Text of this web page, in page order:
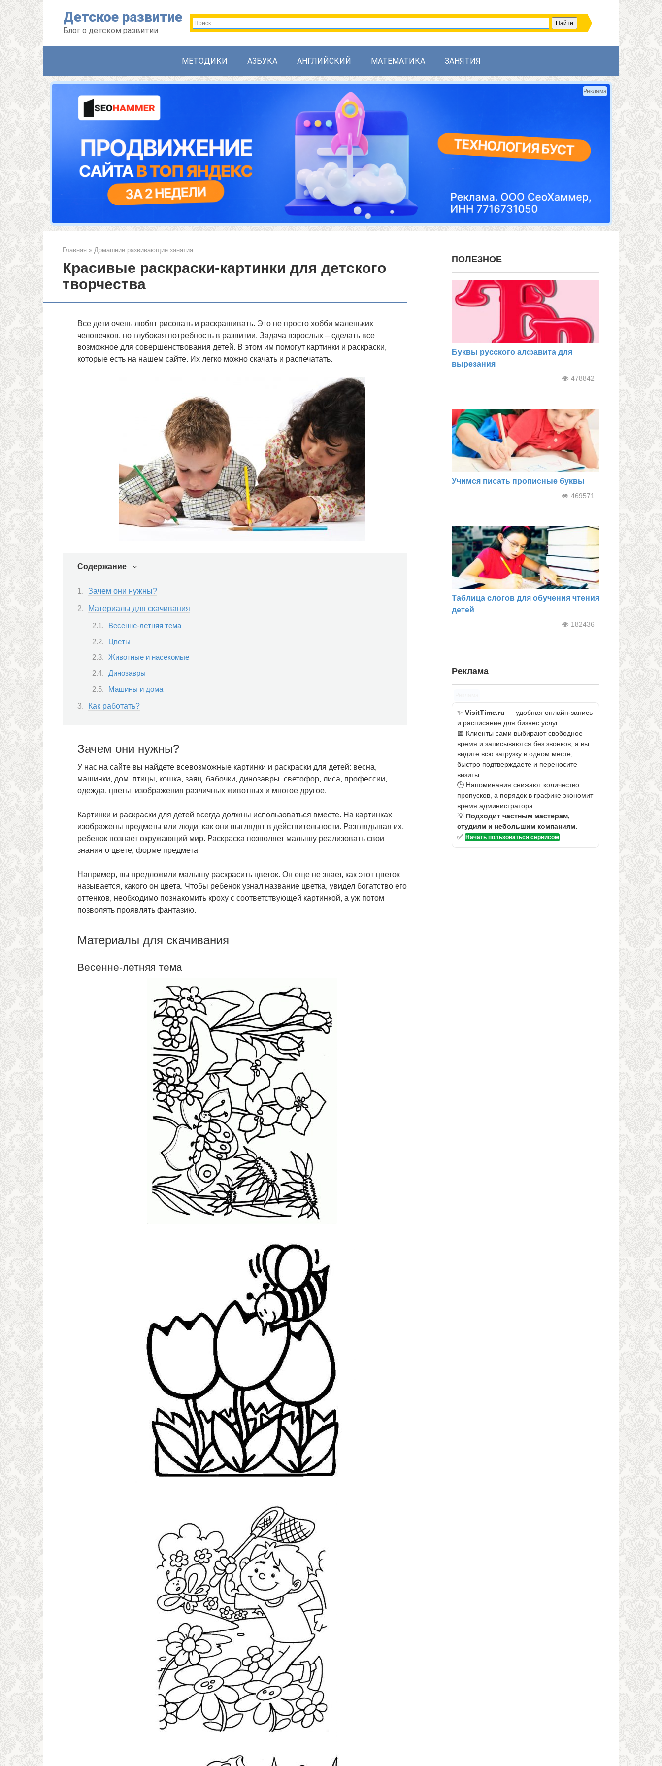
Детское развитие
Блог о детском развитии
МЕТОДИКИ АЗБУКА АНГЛИЙСКИЙ МАТЕМАТИКА ЗАНЯТИЯ
Реклама
Главная » Домашние развивающие занятия
Красивые раскраски-картинки для детского
творчества
Все дети очень любят рисовать и раскрашивать. Это не просто хобби маленьких
человечков, но глубокая потребность в развитии. Задача взрослых – сделать все
возможное для совершенствования детей. В этом им помогут картинки и раскраски,
которые есть на нашем сайте. Их легко можно скачать и распечатать.
Содержание
Зачем они нужны?
Материалы для скачивания
Весенне-летняя тема
Цветы
Животные и насекомые
Динозавры
Машины и дома
Как работать?
Зачем они нужны?
У нас на сайте вы найдете всевозможные картинки и раскраски для детей: весна,
машинки, дом, птицы, кошка, заяц, бабочки, динозавры, светофор, лиса, профессии,
одежда, цветы, изображения различных животных и многое другое.
Картинки и раскраски для детей всегда должны использоваться вместе. На картинках
изображены предметы или люди, как они выглядят в действительности. Разглядывая их,
ребенок познает окружающий мир. Раскраска позволяет малышу реализовать свои
знания о цвете, форме предмета.
Например, вы предложили малышу раскрасить цветок. Он еще не знает, как этот цветок
называется, какого он цвета. Чтобы ребенок узнал название цветка, увидел богатство его
оттенков, необходимо познакомить кроху с соответствующей картинкой, а уж потом
позволять проявлять фантазию.
Материалы для скачивания
Весенне-летняя тема
ПОЛЕЗНОЕ
Буквы русского алфавита для
вырезания
478842
Учимся писать прописные буквы
469571
Таблица слогов для обучения чтения
детей
182436
Реклама
✨ VisitTime.ru — удобная онлайн-запись
и расписание для бизнес услуг.
📅 Клиенты сами выбирают свободное
время и записываются без звонков, а вы
видите всю загрузку в одном месте,
быстро подтверждаете и переносите
визиты.
🕒 Напоминания снижают количество
пропусков, а порядок в графике экономит
время администратора.
💡 Подходит частным мастерам,
студиям и небольшим компаниям.
✅ Начать пользоваться сервисом